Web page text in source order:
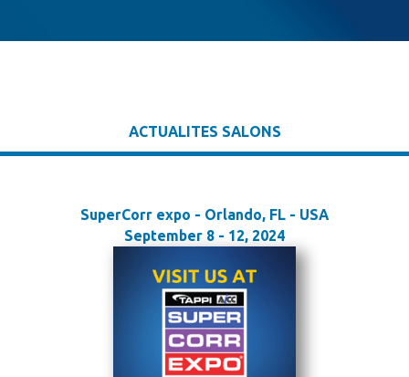
ACTUALITES SALONS
SuperCorr expo - Orlando, FL - USA
September 8 - 12, 2024